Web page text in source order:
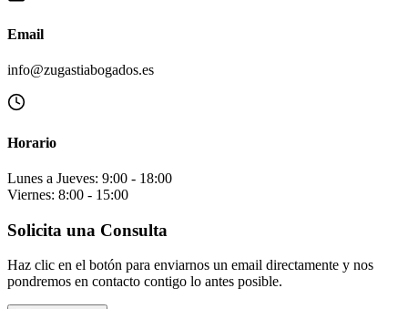
Email
info@zugastiabogados.es
Horario
Lunes a Jueves: 9:00 - 18:00
Viernes: 8:00 - 15:00
Solicita una Consulta
Haz clic en el botón para enviarnos un email directamente y nos
pondremos en contacto contigo lo antes posible.